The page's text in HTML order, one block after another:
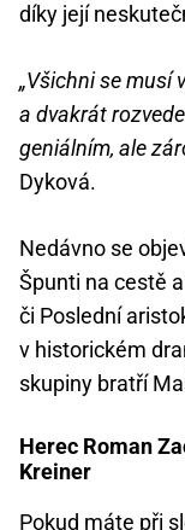
díky její
„Všichni se musí
a dvakrát
geniálním, ale
Dyková.
Nedávno se
Špunti na cestě
či Poslední
v historickém
skupiny bratří
Herec Roman
Kreiner
Pokud máte při